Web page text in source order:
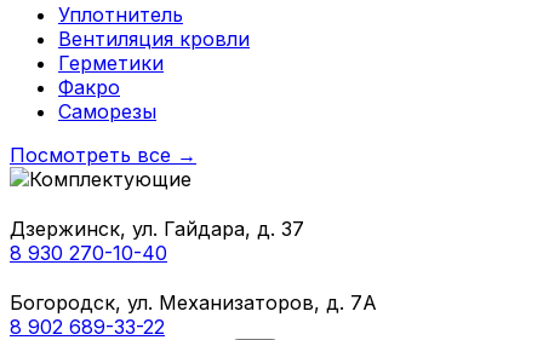
Уплотнитель
Вентиляция кровли
Герметики
Факро
Саморезы
Посмотреть все →
Дзержинск, ул. Гайдара, д. 37
8 930 270-10-40
Богородск, ул. Механизаторов, д. 7А
8 902 689-33-22